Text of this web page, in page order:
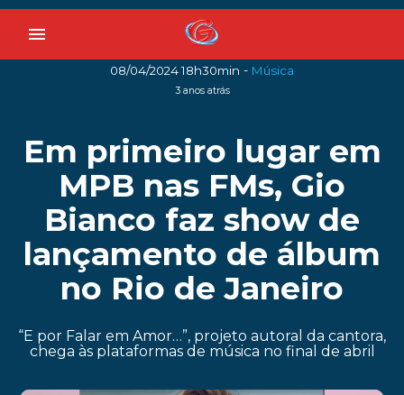
menu
08/04/2024 18h30min - Música
3 anos atrás
Em primeiro lugar em
MPB nas FMs, Gio
Bianco faz show de
lançamento de álbum
no Rio de Janeiro
“E por Falar em Amor…”, projeto autoral da cantora,
chega às plataformas de música no final de abril